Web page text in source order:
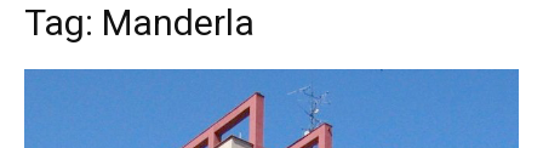
Tag: Manderla